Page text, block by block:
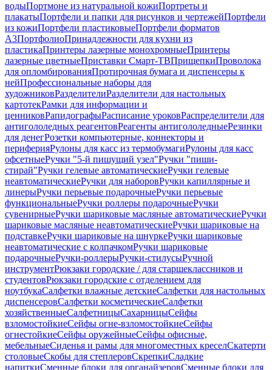
водыПортмоне из натуральной кожиПортреты и
плакатыПортфели и папки для рисунков и чертежейПортфели
из кожиПортфели пластиковыеПортфели форматов
А3ПортфолиоПринадлежности для кухни из
пластикаПринтеры лазерные монохромныеПринтеры
лазерные цветныеПриставки Смарт-ТВПрищепкиПроволока
для опломбированияПротирочная бумага и диспенсеры к
нейПрофессиональные наборы для
художниковРазделителиРазделители для настольных
картотекРамки для информации и
ценниковРапидографыРасписание уроковРаспределители для
антигололедных реагентовРеагенты антигололедныеРезинки
для денегРозетки компьютерные, коннекторы и
периферияРулоны для касс из термобумагиРулоны для касс
офсетныеРучки "5-й пишущий узел"Ручки "пиши-
стирай"Ручки гелевые автоматическиеРучки гелевые
неавтоматическиеРучки для наборовРучки капиллярные и
линерыРучки перьевые подарочныеРучки перьевые
функциональныеРучки роллеры подарочныеРучки
сувенирныеРучки шариковые масляные автоматическиеРучки
шариковые масляные неавтоматическиеРучки шариковые на
подставкеРучки шариковые на шнуркеРучки шариковые
неавтоматические с колпачкомРучки шариковые
подарочныеРучки-роллерыРучки-стилусыРучной
инструментРюкзаки городские / для старшеклассников и
студентовРюкзаки городские с отделением для
ноутбукаСалфетки влажные детскиеСалфетки для настольных
диспенсеровСалфетки косметическиеСалфетки
хозяйственныеСалфетницыСахарницыСейфы
взломостойкиеСейфы огне-взломостойкиеСейфы
огнестойкиеСейфы оружейныеСейфы офисные,
мебельныеСиденья и рамы для многоместных креселСкатерти
столовыеСкобы для степлеровСкрепкиСладкие
напиткиСменные блоки для органайзеровСменные блоки для